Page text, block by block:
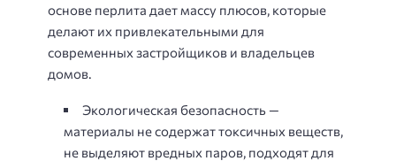
основе перлита дает массу плюсов, которые
делают их привлекательными для
современных застройщиков и владельцев
домов.
Экологическая безопасность —
материалы не содержат токсичных веществ,
не выделяют вредных паров, подходят для